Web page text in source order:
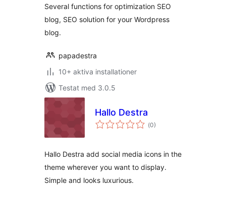
Several functions for optimization SEO
blog, SEO solution for your Wordpress
blog.
papadestra
10+ aktiva installationer
Testat med 3.0.5
Hallo Destra
(Totalt
antal
0)
Hallo Destra add social media icons in the
theme wherever you want to display.
Simple and looks luxurious.